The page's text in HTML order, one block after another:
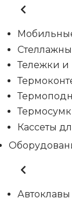
Тележки и
Кассеты
Автоклавы